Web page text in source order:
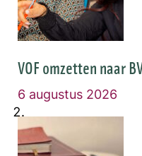
VOF omzetten naar
6 augustus 2026